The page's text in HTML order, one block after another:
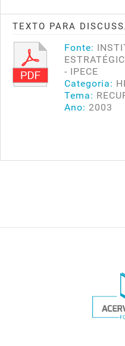
TEXTO PARA
Fonte:
- IPECE
Categoria:
Tema:
Ano: 2003